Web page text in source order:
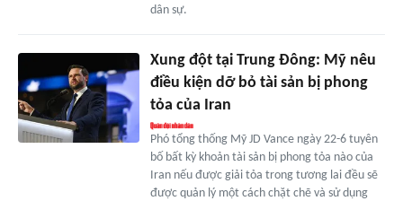
dân sự.
Xung đột tại Trung Đông: Mỹ nêu
điều kiện dỡ bỏ tài sản bị phong
tỏa của Iran
Phó tổng thống Mỹ JD Vance ngày 22-6 tuyên
bố bất kỳ khoản tài sản bị phong tỏa nào của
Iran nếu được giải tỏa trong tương lai đều sẽ
được quản lý một cách chặt chẽ và sử dụng